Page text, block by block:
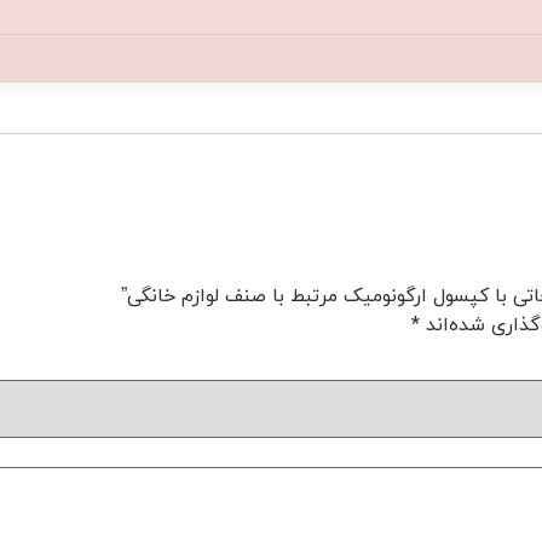
با کپسول ارگونومیک مرتبط با صنف لوازم خانگی”
شده‌اند*